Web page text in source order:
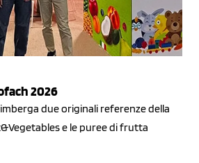
2026
due originali referenze della
e le puree di frutta